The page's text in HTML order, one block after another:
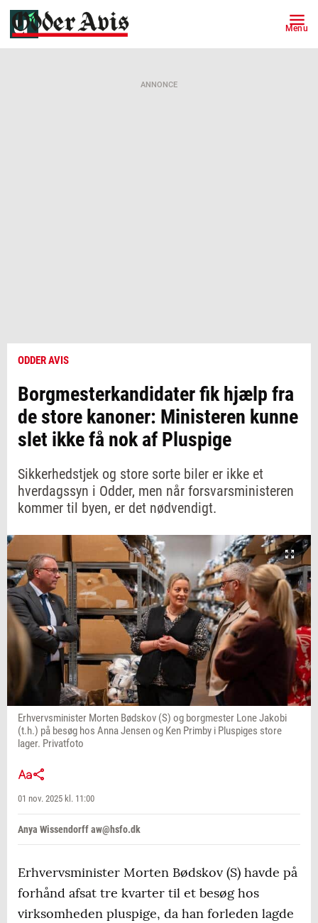
Menu
ANNONCE
ODDER AVIS
Borgmesterkandidater fik hjælp fra
de store kanoner: Ministeren kunne
slet ikke få nok af Pluspige
Sikkerhedstjek og store sorte biler er ikke et
hverdagssyn i Odder, men når forsvarsministeren
kommer til byen, er det nødvendigt.
Erhvervsminister Morten Bødskov (S) og borgmester Lone Jakobi
(t.h.) på besøg hos Anna Jensen og Ken Primby i Pluspiges store
lager. Privatfoto
01 nov. 2025 kl. 11:00
Anya Wissendorff aw@hsfo.dk
Erhvervsminister Morten Bødskov (S) havde på
forhånd afsat tre kvarter til et besøg hos
virksomheden pluspige, da han forleden lagde